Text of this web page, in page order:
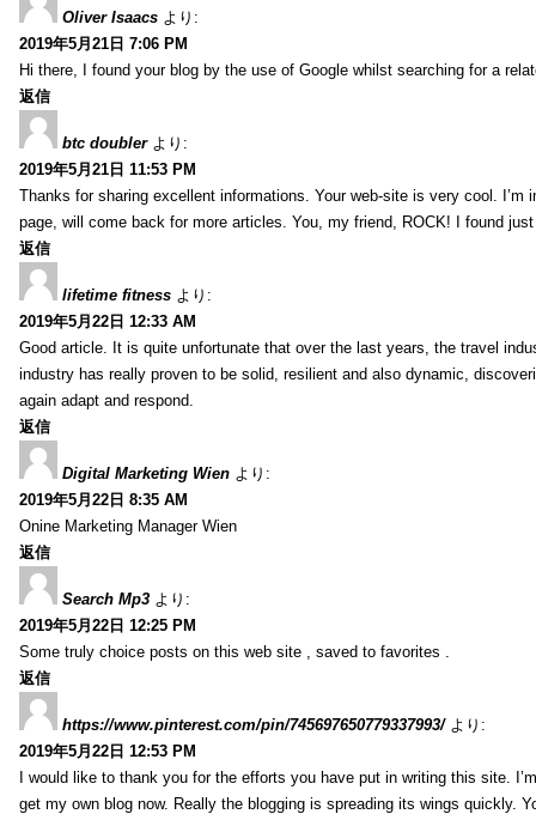
Oliver Isaacs より:
2019年5月21日 7:06 PM
Hi there, I found your blog by the use of Google whilst searching for a
返信
btc doubler より:
2019年5月21日 11:53 PM
Thanks for sharing excellent informations. Your web-site is very cool.
page, will come back for more articles. You, my friend, ROCK! I found
返信
lifetime fitness より:
2019年5月22日 12:33 AM
Good article. It is quite unfortunate that over the last years, the travel
industry has really proven to be solid, resilient and also dynamic,
again adapt and respond.
返信
Digital Marketing Wien より:
2019年5月22日 8:35 AM
Onine Marketing Manager Wien
返信
Search Mp3 より:
2019年5月22日 12:25 PM
Some truly choice posts on this web site , saved to favorites .
返信
https://www.pinterest.com/pin/745697650779337993/ より:
2019年5月22日 12:53 PM
I would like to thank you for the efforts you have put in writing this site.
get my own blog now. Really the blogging is spreading its wings quickly.